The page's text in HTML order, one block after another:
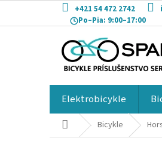
obsah
+421 54 472 2742
Po–Pia: 9:00–17:00
Elektrobicykle
DomovBicykle